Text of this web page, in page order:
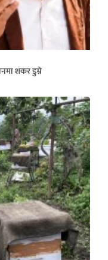
शंकर डुम्रे